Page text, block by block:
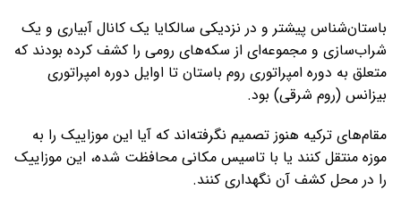
باستان‌شناس پیشتر و در نزدیکی سالکایا یک کانال آبیاری و یک
شراب‌سازی و مجموعه‌ای از سکه‌های رومی را کشف کرده بودند که
متعلق به دوره امپراتوری روم باستان تا اوایل دوره امپراتوری
بیزانس (روم شرقی) بود.
مقام‌های ترکیه هنوز تصمیم نگرفته‌اند که آیا این موزاییک را به
موزه منتقل کنند یا با تاسیس مکانی محافظت شده، این موزاییک
را در محل کشف آن نگهداری کنند.